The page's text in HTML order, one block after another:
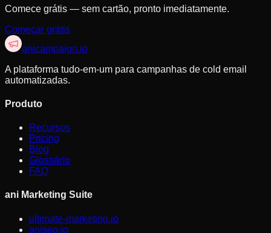
Comece grátis — sem cartão, pronto imediatamente.
Começar grátis
anicampaign.io
A plataforma tudo-em-um para campanhas de cold email
automatizadas.
Produto
Recursos
Pricing
Blog
Glossário
FAQ
ani Marketing Suite
ultimate-marketing.io
aniseo.io